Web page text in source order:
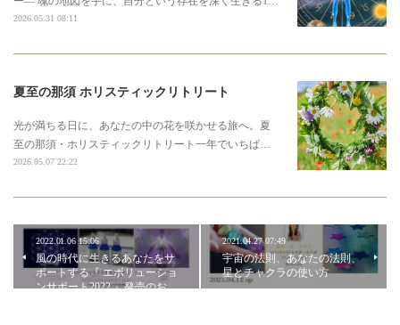
2026.05.31 08:11
夏至の那須 ホリスティックリトリート
光が満ちる日に、あなたの中の花を咲かせる旅へ。夏
至の那須・ホリスティックリトリート一年でいちば…
2026.05.07 22:22
2022.01.06 15:06
風の時代に生きるあなたをサ
ポートする『 エボリューショ
ンサポート2022 』発売のお…
2021.04.27 07:49
宇宙の法則、あなたの法則、
星とチャクラの使い方